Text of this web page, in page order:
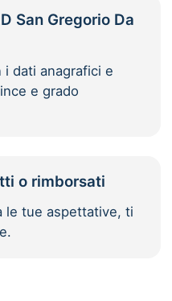
San Gregorio Da
dati anagrafici e
e grado
o rimborsati
le tue aspettative, ti